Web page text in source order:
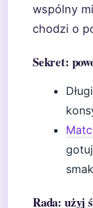
wspólny
chodzi o
Sekret:
Rada: użyj